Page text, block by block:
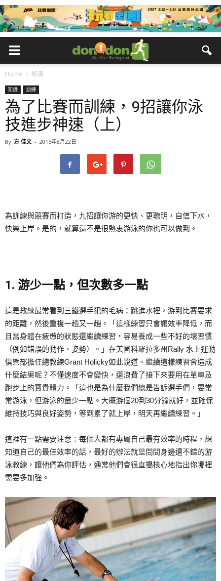
Home 知識
知識 訓練
為了比賽而訓練，9招讓你泳
技進步神速（上）
By 方 佳文 - 2015年8月22日
為訓練與競賽而打造，九招讓你游的更快、更聰明，自信下水，
快樂上岸。是的，就算還不是很熱衷游泳的你也可以做到。
1. 游少一點，但次數多一點
這是教練最常看到三鐵選手犯的毛病：跳進水裡，游到比賽要求
的距離，然後重複一趟又一趟。「這樣練習只會讓效率降低，而
且當身體在疲憊的狀態還繼續練習，容易養成一些不好的壞習慣
（例如錯誤的動作、姿勢）。」在美國科羅拉多州Rally 水上運動
俱樂部擔任總教練Grant Holicky如此說道。繼續這樣練習會造成
什麼結果呢？不僅速度不會變快，還浪費了接下來要用在單車及
跑步上的寶貴體力。「這也是為什麼我們總是告訴選手們，要常
常游泳，但游泳的量少一點。大概游個20到30分鐘就好，並確保
維持技巧與良好姿勢，等到累了就上岸，明天再繼續練習。」
這裡有一點需要注意：每個人都有專屬自己最有效率的時程，想
知道自己的最佳效率的話，最好的辦法就是問問身邊還不錯的游
泳教練，讓他們為你評估，通常他們會很直搗核心地指出你哪裡
需要多加強。